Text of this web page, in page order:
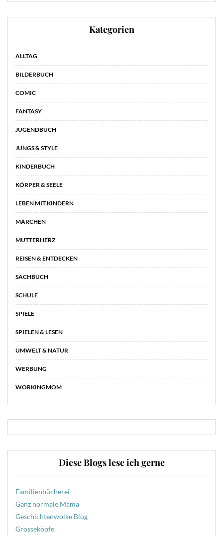
Kategorien
ALLTAG
BILDERBUCH
COMIC
FANTASY
JUGENDBUCH
JUNGS & STYLE
KINDERBUCH
KÖRPER & SEELE
LEBEN MIT KINDERN
MÄRCHEN
MUTTERHERZ
REISEN & ENTDECKEN
SACHBUCH
SCHULE
SPIELE
SPIELEN & LESEN
UMWELT & NATUR
WERBUNG
WORKINGMOM
Diese Blogs lese ich gerne
Familienbücherei
Ganz normale Mama
Geschichtenwolke Blog
Grosseköpfe